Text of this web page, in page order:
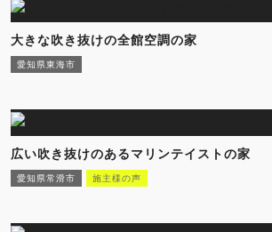
大きな吹き抜けの全館空調の家
愛知県東海市
広い吹き抜けのあるマリンテイストの家
愛知県常滑市 施主様の声